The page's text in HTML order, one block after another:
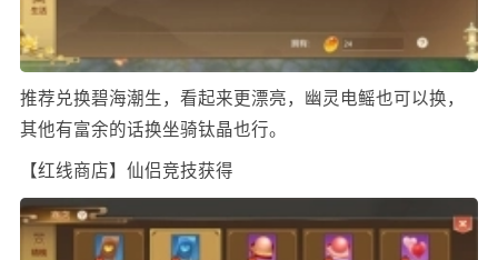
推荐兑换碧海潮生，看起来更漂亮，幽灵电鳐也可以换，
其他有富余的话换坐骑钛晶也行。
【红线商店】仙侣竞技获得